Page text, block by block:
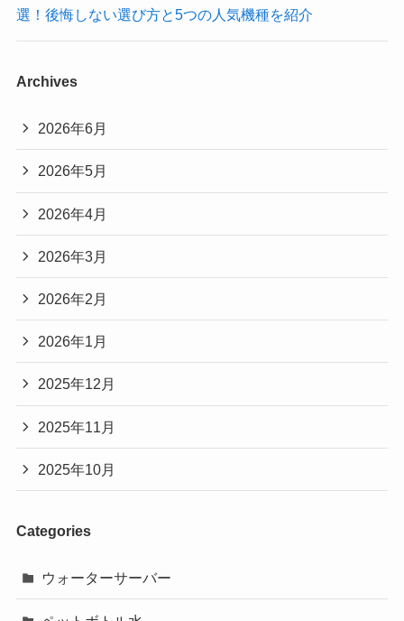
選！後悔しない選び方と5つの人気機種を紹介
Archives
2026年6月
2026年5月
2026年4月
2026年3月
2026年2月
2026年1月
2025年12月
2025年11月
2025年10月
Categories
ウォーターサーバー